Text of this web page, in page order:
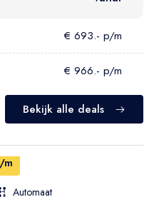
€ 693.- p/m
€ 966.- p/m
Bekijk alle deals
m
Automaat